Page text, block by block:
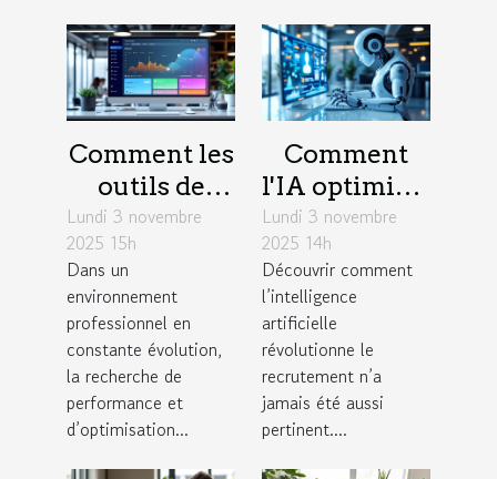
Comment les
outils de
gestion de
projet
favorisent
l'efficacité en
entreprise ?
Lundi 3 novembre
2025 15h
Dans un
environnement
professionnel en
constante évolution,
la recherche de
performance et
d’optimisation...
Comment
l'IA optimise-
t-elle les
stratégies de
recrutement
Lundi 3 novembre
2025 14h
Découvrir comment
l’intelligence
artificielle
révolutionne le
recrutement n’a
jamais été aussi
pertinent....